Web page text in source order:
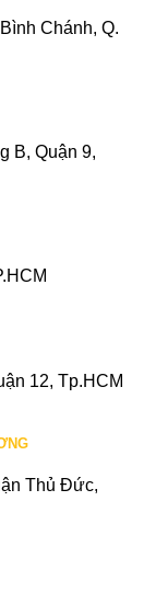
Chánh, Q.
B, Quận 9,
12, Tp.HCM
Thủ Đức,